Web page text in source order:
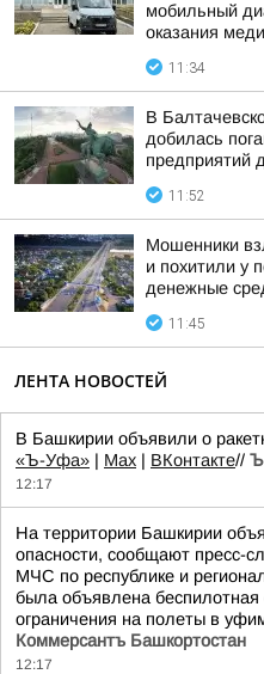
мобильный
оказания
11:34
В
добилась
предприятий
11:52
Мошенники
и похитили у
денежные
11:45
ЛЕНТА НОВОСТЕЙ
В Башкирии объявили о
«Ъ-Уфа» | Max | ВКонтакте//
12:17
На территории Башкирии
опасности, сообщают пресс-
МЧС по республике и
была объявлена
ограничения на полеты в
Коммерсантъ Башкортостан
12:17